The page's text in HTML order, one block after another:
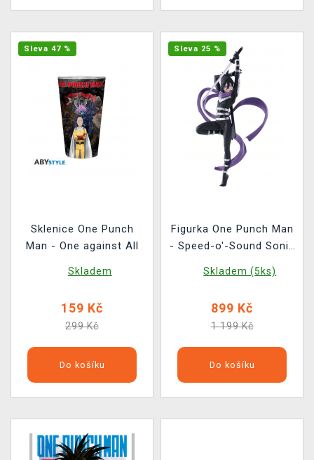
Sleva 47 %
Sklenice One Punch
Man - One against All
Skladem
159 Kč
299 Kč
Do košíku
Sleva 25 %
Figurka One Punch Man
- Speed-o'-Sound Sonic
Skladem (5ks)
899 Kč
1 199 Kč
Do košíku